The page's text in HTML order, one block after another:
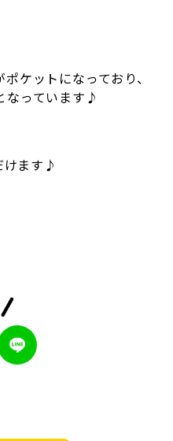
ケットになっており、
なっています♪
けます♪